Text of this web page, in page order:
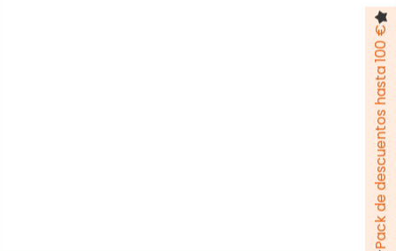
Pack de descuentos hasta 100 €